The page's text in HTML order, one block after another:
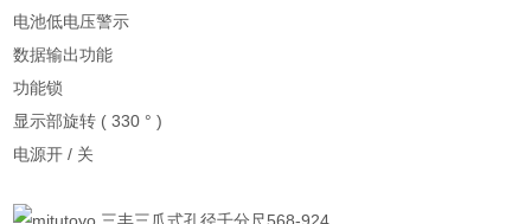
电池低电压警示
数据输出功能
功能锁
显示部旋转 ( 330 ° )
电源开 / 关